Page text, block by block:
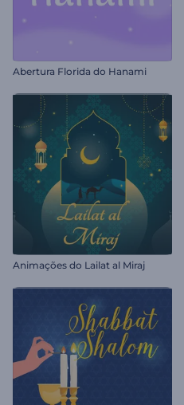
Abertura Florida do Hanami
Animações do Lailat al Miraj